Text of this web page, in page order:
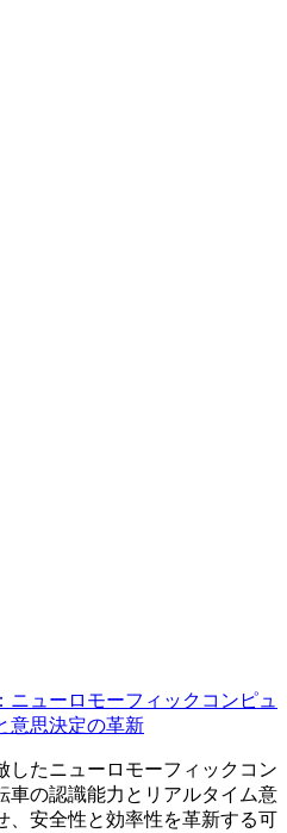
ニューロモーフィックコンピュ
意思決定の革新
したニューロモーフィックコン
車の認識能力とリアルタイム意
、安全性と効率性を革新する可